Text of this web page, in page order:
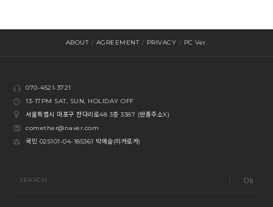
ABOUT / AGREEMENT / PRIVACY / PC Ver.
070-4521-3721
13-17PM SAT, SUN, HOLIDAY OFF
서울특별시 마포구 잔다리로48 3층 3387 (반품주소X)
comether@naver.com
국민 025101-04-185361 박예슬(미카로카)
SEARCH